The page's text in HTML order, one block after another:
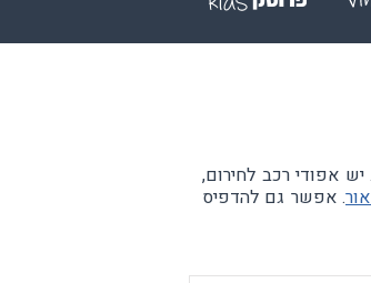
אפוד זוהר שלא עומד בתקן הוא לא אפוד בטיחות — הוא אשליה של בטיחות. כל האפודים כאן עומדים בתקן EN ISO 20471. יש אפודי רכב לחירום,
. אפשר גם להדפיס